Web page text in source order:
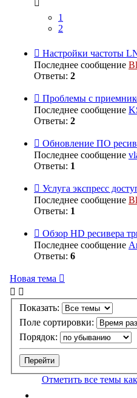
1
2
Настройки частоты
Последнее сообщение
Ответы: 2
Проблемы с
Последнее сообщение
Ответы: 2
Обновление ПО
Последнее сообщение
Ответы: 1
Услуга экспресс
Последнее сообщение
Ответы: 1
Обзор HD ресивера
Последнее сообщение
Ответы: 6
Новая тема
Показать:
Поле сортировки:
Порядок:
Отметить все темы